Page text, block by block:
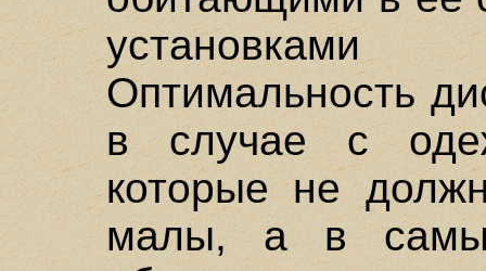
Оптимальность
в случае с
которые не
малы, а в